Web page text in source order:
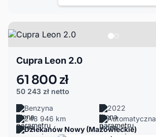
Cupra Leon 2.0
61 800 zł
50 243 zł netto
Benzyna
2022
248 946 km
Automatyczna
Dziekanów Nowy (Mazowieckie)